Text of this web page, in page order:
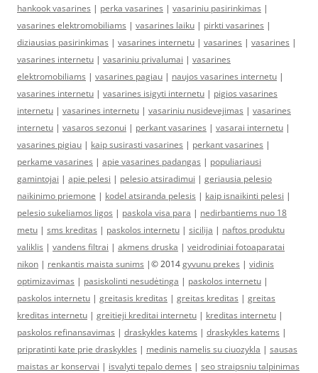
hankook vasarines | perka vasarines | vasariniu pasirinkimas |
vasarines elektromobiliams | vasarines laiku | pirkti vasarines |
diziausias pasirinkimas | vasarines internetu | vasarines | vasarines |
vasarines internetu | vasariniu privalumai | vasarines
elektromobiliams | vasarines pagiau | naujos vasarines internetu |
vasarines internetu | vasarines isigyti internetu | pigios vasarines
internetu | vasarines internetu | vasariniu nusidevejimas | vasarines
internetu | vasaros sezonui | perkant vasarines | vasarai internetu |
vasarines pigiau | kaip susirasti vasarines | perkant vasarines |
perkame vasarines | apie vasarines padangas | populiariausi
gamintojai | apie pelesi | pelesio atsiradimui | geriausia pelesio
naikinimo priemone | kodel atsiranda pelesis | kaip isnaikinti pelesi |
pelesio sukeliamos ligos | paskola visa para | nedirbantiems nuo 18
metu | sms kreditas | paskolos internetu | sicilija | naftos produktu
valiklis | vandens filtrai | akmens druska | veidrodiniai fotoaparatai
nikon | renkantis maista sunims |© 2014gyvunu prekes | vidinis
optimizavimas | pasiskolinti nesudėtinga | paskolos internetu |
paskolos internetu | greitasis kreditas | greitas kreditas | greitas
kreditas internetu | greitieji kreditai internetu | kreditas internetu |
paskolos refinansavimas | draskykles katems | draskykles katems |
pripratinti kate prie draskykles | medinis namelis su ciuozykla | sausas
maistas ar konservai | isvalyti tepalo demes | seo straipsniu talpinimas